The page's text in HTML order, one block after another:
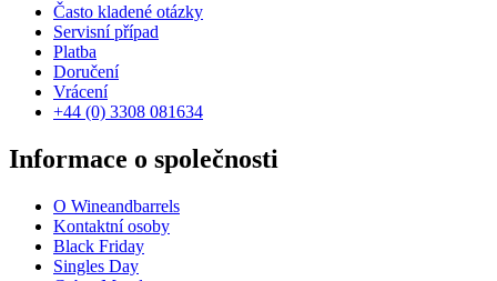
Často kladené otázky
Servisní případ
Platba
Doručení
Vrácení
+44 (0) 3308 081634
Informace o společnosti
O Wineandbarrels
Kontaktní osoby
Black Friday
Singles Day